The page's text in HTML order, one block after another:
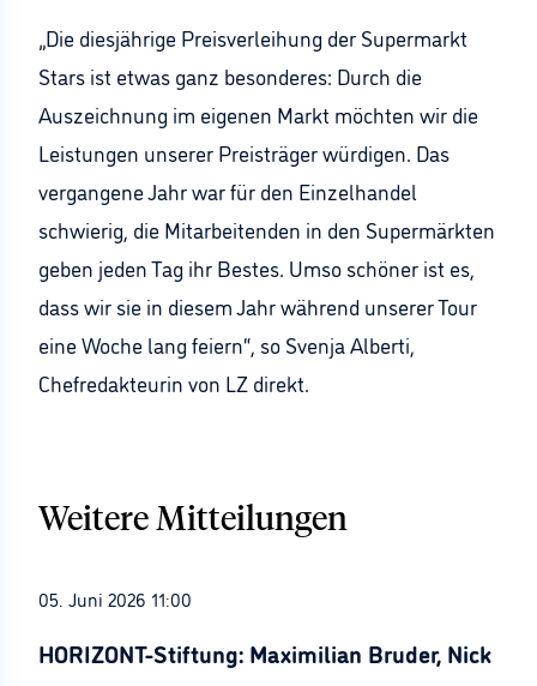
„Die diesjährige Preisverleihung der Supermarkt
Stars ist etwas ganz besonderes: Durch die
Auszeichnung im eigenen Markt möchten wir die
Leistungen unserer Preisträger würdigen. Das
vergangene Jahr war für den Einzelhandel
schwierig, die Mitarbeitenden in den Supermärkten
geben jeden Tag ihr Bestes. Umso schöner ist es,
dass wir sie in diesem Jahr während unserer Tour
eine Woche lang feiern“, so Svenja Alberti,
Chefredakteurin von LZ direkt.
Weitere Mitteilungen
05. Juni 2026 11:00
HORIZONT-Stiftung: Maximilian Bruder, Nick